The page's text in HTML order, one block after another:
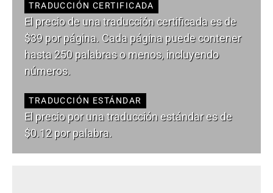
TRADUCCIÓN CERTIFICADA
El precio de una traducción certificada es de
$39 por página. Cada página puede contener
hasta 250 palabras o menos, incluyendo
números.
TRADUCCIÓN ESTÁNDAR
El precio por una traducción estándar es de
$0.12 por palabra.